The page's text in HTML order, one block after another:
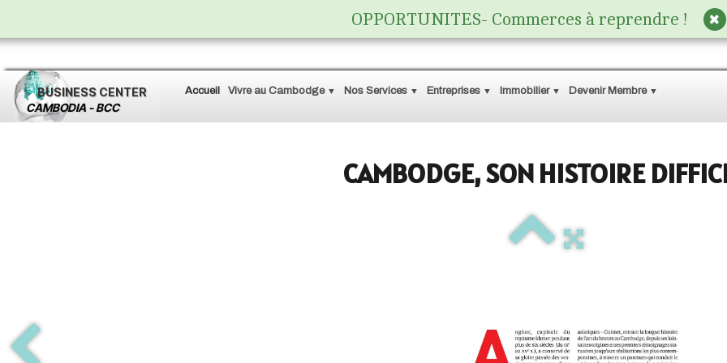
OPPORTUNITES- Commerces à reprendre !
BUSINESS CENTER
CAMBODIA - BCC
Accueil Vivre au Cambodge ▼ Nos Services ▼ Entreprises ▼ Immobilier ▼ Devenir Membre ▼
CAMBODGE, SON HISTOIRE